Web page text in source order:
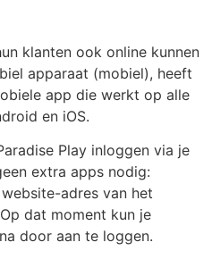
klanten ook online kunnen
apparaat (mobiel), heeft
app die werkt op alle
en iOS.
Play inloggen via je
extra apps nodig:
adres van het
dat moment kun je
door aan te loggen.